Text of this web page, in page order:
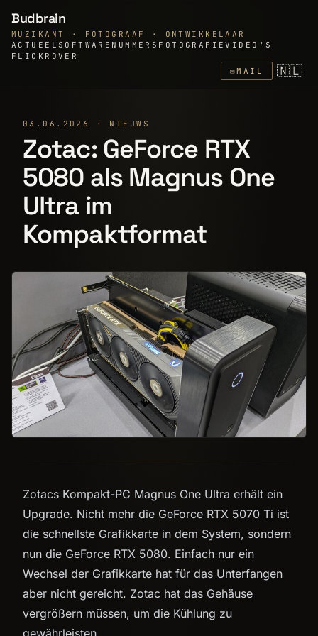
Budbrain
MUZIKANT · FOTOGRAAF · ONTWIKKELAAR
ACTUEEL SOFTWARE NUMMERS FOTOGRAFIEVIDEO'S
FLICKR OVER
✉MAIL 🇳🇱
03.06.2026 · NIEUWS
Zotac: GeForce RTX
5080 als Magnus One
Ultra im
Kompaktformat
Zotacs Kompakt-PC Magnus One Ultra erhält ein
Upgrade. Nicht mehr die GeForce RTX 5070 Ti ist
die schnellste Grafikkarte in dem System, sondern
nun die GeForce RTX 5080. Einfach nur ein
Wechsel der Grafikkarte hat für das Unterfangen
aber nicht gereicht. Zotac hat das Gehäuse
vergrößern müssen, um die Kühlung zu
gewährleisten.